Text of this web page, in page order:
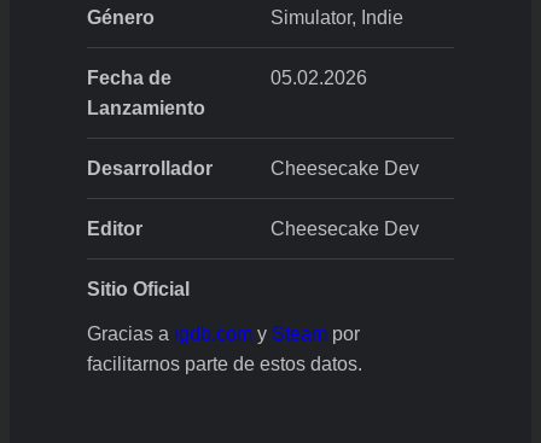
Género Simulator, Indie
Fecha de
Lanzamiento
05.02.2026
Desarrollador Cheesecake Dev
Editor Cheesecake Dev
Sitio Oficial
Gracias a igdb.com y Steam por
facilitarnos parte de estos datos.